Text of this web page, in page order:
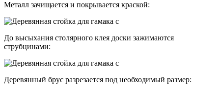
Металл зачищается и покрывается краской:
До высыхания столярного клея доски зажимаются
струбцинами:
Деревянный брус разрезается под необходимый размер: